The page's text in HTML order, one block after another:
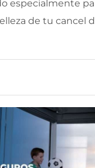
especialmente
de tu cancel